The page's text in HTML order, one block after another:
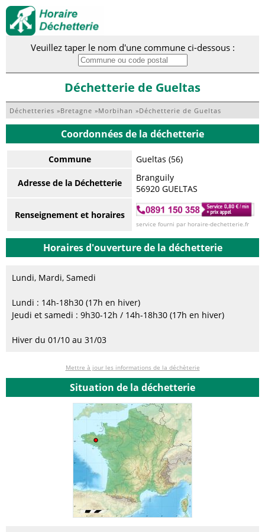
Veuillez taper le nom d'une commune ci-dessous :
Déchetterie de Gueltas
Déchetteries »Bretagne »Morbihan »Déchetterie de Gueltas
Coordonnées de la déchetterie
Commune Gueltas (56)
Adresse de la Déchetterie
Branguily
56920 GUELTAS
Renseignement et horaires
service fourni par horaire-dechetterie.fr
Horaires d'ouverture de la déchetterie
Lundi, Mardi, Samedi
Lundi : 14h-18h30 (17h en hiver)
Jeudi et samedi : 9h30-12h / 14h-18h30 (17h en hiver)
Hiver du 01/10 au 31/03
Mettre à jour les informations de la déchèterie
Situation de la déchetterie